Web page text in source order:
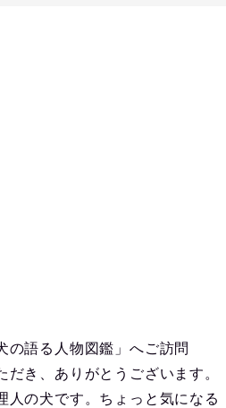
の語る人物図鑑」へご訪問
だき、ありがとうございます。
人の犬です。ちょっと気になる